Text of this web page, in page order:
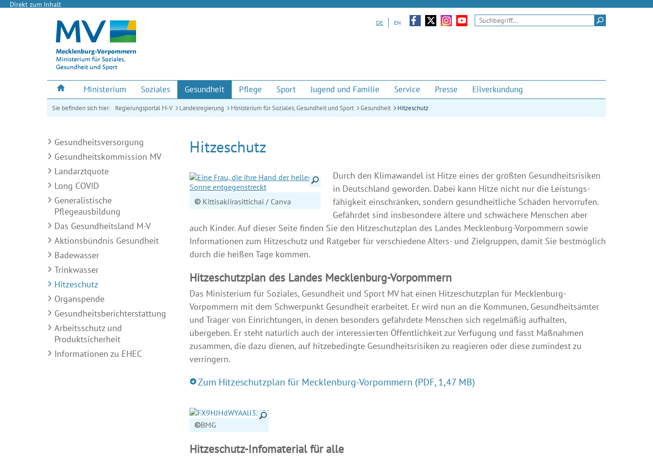
Direkt zum Inhalt
DE EN
Zu unserem Facebook-AuftrittZu unserem Twitter-KanalZu unseren Instagram-Momenten
Zu unserem Youtube-Kanal
Suchen
Ministerium Soziales Gesundheit Pflege Sport Jugend und Familie Service Presse Eilverkündung
Sie befinden sich hier: Regierungsportal M-V Landesregierung Ministerium für Soziales, Gesundheit und Sport Gesundheit Hitzeschutz
Gesundheitsversorgung
Gesundheitskommission MV
Landarztquote
Long COVID
Generalistische
Pflegeausbildung
Das Gesundheitsland M-V
Aktionsbündnis Gesundheit
Badewasser
Trinkwasser
Hitzeschutz
Organspende
Gesundheitsberichterstattung
Arbeitsschutz und
Produktsicherheit
Informationen zu EHEC
Hitzeschutz
Details anzeigen
© KittisakJirasittichai / Canva
Durch den Klimawandel ist Hitze eines der größten Gesund­heits­risiken
in Deutsch­land geworden. Dabei kann Hitze nicht nur die Leistungs­
fähigkeit einschränken, sondern gesundheitliche Schäden hervorrufen.
Gefährdet sind insbesondere ältere und schwächere Menschen aber
auch Kinder. Auf dieser Seite finden Sie den Hitzeschutzplan des Landes Mecklenburg-Vorpommern sowie
Informationen zum Hitzeschutz und Ratgeber für verschiedene Alters- und Zielgruppen, damit Sie bestmöglich
durch die heißen Tage kommen.
Hitzeschutzplan des Landes Mecklenburg-Vorpommern
Das Ministerium für Soziales, Gesundheit und Sport MV hat einen Hitzeschutzplan für Mecklenburg-
Vorpommern mit dem Schwerpunkt Gesundheit erarbeitet. Er wird nun an die Kommunen, Gesundheitsämter
und Träger von Einrichtungen, in denen besonders gefährdete Menschen sich regelmäßig aufhalten,
übergeben. Er steht natürlich auch der interessierten Öffentlichkeit zur Verfügung und fasst Maßnahmen
zusammen, die dazu dienen, auf hitzebedingte Gesundheitsrisiken zu reagieren oder diese zumindest zu
verringern.
Zum Hitzeschutzplan für Mecklenburg-Vorpommern (PDF, 1,47 MB)
Details anzeigen
©BMG
Hitzeschutz-Infomaterial für alle